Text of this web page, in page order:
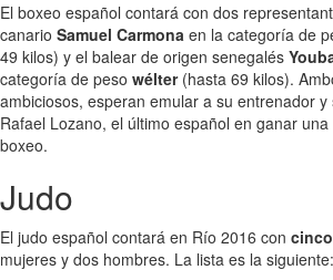
El boxeo español contará con dos
canario Samuel Carmona en la categoría de
49 kilos) y el balear de origen senegalés
categoría de peso wélter (hasta 69 kilos).
ambiciosos, esperan emular a su entrenador
Rafael Lozano, el último español en ganar
boxeo.
Judo
El judo español contará en Río 2016 con
mujeres y dos hombres. La lista es la siguiente: